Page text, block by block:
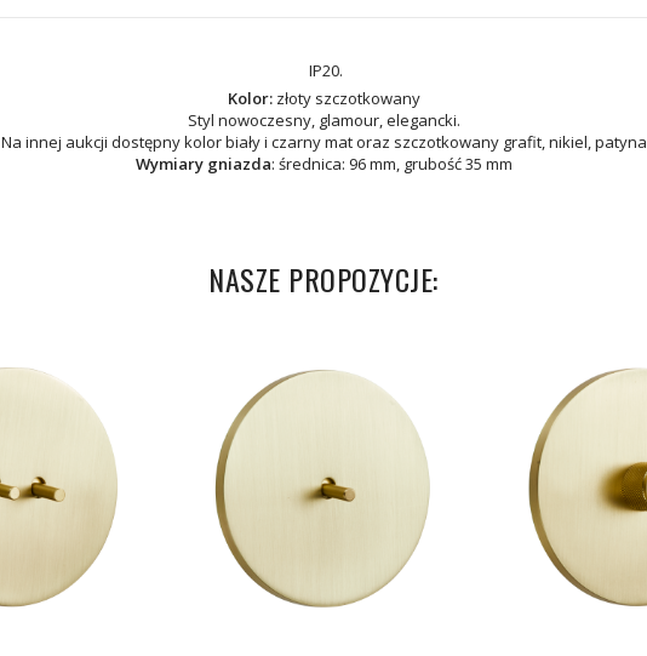
IP20.
Kolor:złoty szczotkowany
Styl nowoczesny, glamour, elegancki.
Na innej aukcji dostępny kolor biały i czarny mat oraz szczotkowany grafit, nikiel, patyna
Wymiary gniazda: średnica: 96 mm, grubość 35 mm
NASZE PROPOZYCJE: